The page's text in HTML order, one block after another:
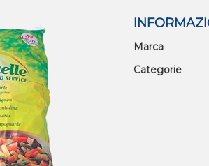
Marca
Categorie